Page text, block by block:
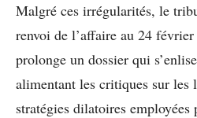
Malgré ces irrégularités, le
renvoi de l’affaire au 24
prolonge un dossier qui
alimentant les critiques sur les
stratégies dilatoires employées